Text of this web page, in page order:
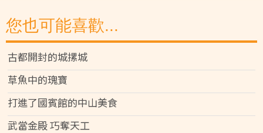
您也可能喜歡...
古都開封的城摞城
草魚中的瑰寶
打進了國賓館的中山美食
武當金殿 巧奪天工